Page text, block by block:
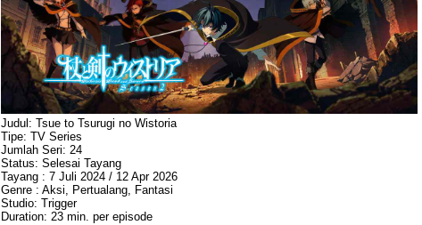
Judul: Tsue to Tsurugi no Wistoria
Tipe: TV Series
Jumlah Seri: 24
Status: Selesai Tayang
Tayang : 7 Juli 2024 / 12 Apr 2026
Genre : Aksi, Pertualang, Fantasi
Studio: Trigger
Duration: 23 min. per episode